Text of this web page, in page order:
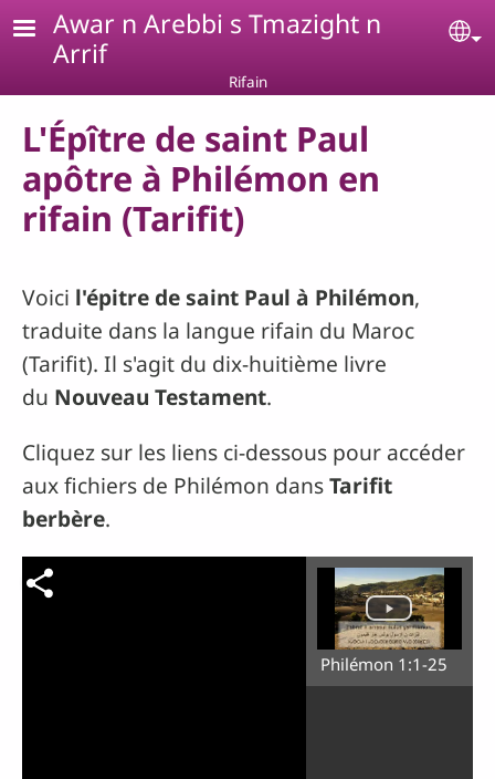
Aller au contenu principal
Awar n Arebbi s Tmazight n
Arrif
Rifain
L'Épître de saint Paul
apôtre à Philémon en
rifain (Tarifit)
Voici l'épitre de saint Paul à Philémon,
traduite dans la langue rifain du Maroc
(Tarifit). Il s'agit du dix-huitième livre
du Nouveau Testament.
Cliquez sur les liens ci-dessous pour accéder
aux fichiers de Philémon dansTarifit
berbère.
Philémon 1:1-25